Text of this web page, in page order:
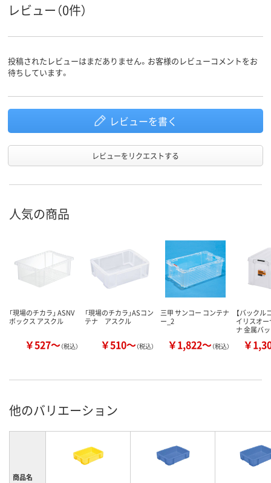
スコア
レビュー（0件）
投稿されたレビューはまだありません。お客様のレビューコメントをお
待ちしています。
レビューを書く
レビューをリクエストする
人気の商品
「現場のチカラ」 ASNV
ボックス アスクル
￥527～（税込）
「現場のチカラ」ASコン
テナ アスクル
￥510～（税込）
三甲 サンコー コンテナ
ー_2
￥1,822～（税込）
【バックル
イリスオ
ナ 金属バ
￥
他のバリエーション
商品名